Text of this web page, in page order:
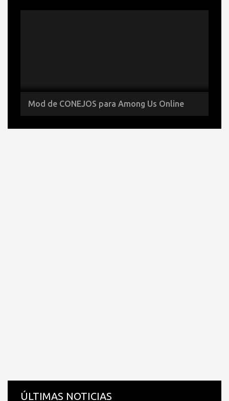
Mod de CONEJOS para Among Us Online
ÚLTIMAS NOTICIAS